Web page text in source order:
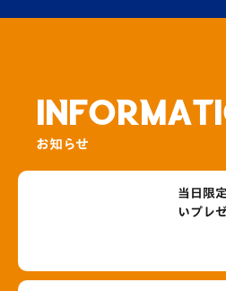
お知らせ
当日限
いプレ